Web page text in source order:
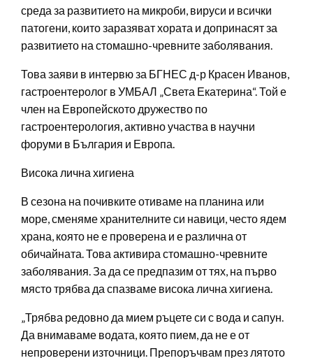
среда за развитието на микроби, вируси и всички
патогени, които заразяват хората и допринасят за
развитието на стомашно-чревните заболявания.
Това заяви в интервю за БГНЕС д-р Красен Иванов,
гастроентеролог в УМБАЛ „Света Екатерина“. Той е
член на Европейското дружество по
гастроентерология, активно участва в научни
форуми в България и Европа.
Висока лична хигиена
В сезона на почивките отиваме на планина или
море, сменяме хранителните си навици, често ядем
храна, която не е проверена и е различна от
обичайната. Това активира стомашно-чревните
заболявания. За да се предпазим от тях, на първо
място трябва да спазваме висока лична хигиена.
„Трябва редовно да мием ръцете си с вода и сапун.
Да внимаваме водата, която пием, да не е от
непроверени източници. Препоръчвам през лятото